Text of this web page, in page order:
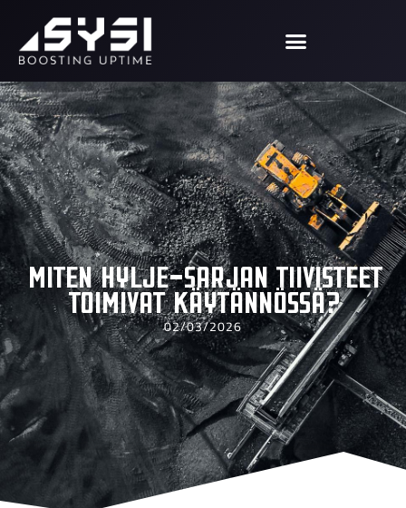
Miten Hylje-sarjan tiivisteet
toimivat käytännössä?
02/03/2026